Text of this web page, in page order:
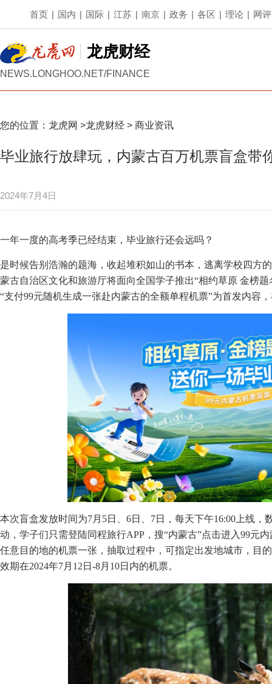
首页 | 国内 | 国际 | 江苏 | 南京 | 政务 | 各区 | 理论 | 网评
龙虎财经
NEWS.LONGHOO.NET/FINANCE
您的位置： 龙虎网 >龙虎财经 > 商业资讯
毕业旅行放肆玩，内蒙古百万机票盲盒带
2024年7月4日
一年一度的高考季已经结束，毕业旅行还会远吗？
是时候告别浩瀚的题海，收起堆积如山的书本，逃离学校四方
蒙古自治区文化和旅游厅将面向全国学子推出“相约草原 金榜
“支付99元随机生成一张赴内蒙古的全额单程机票”为首发内容
本次盲盒发放时间为7月5日、6日、7日，每天下午16:00上线
动，学子们只需登陆同程旅行APP，搜“内蒙古”点击进入99元
任意目的地的机票一张，抽取过程中，可指定出发地城市，目
效期在2024年7月12日-8月10日内的机票。